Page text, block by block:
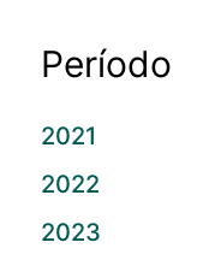
Período
2021
2022
2023